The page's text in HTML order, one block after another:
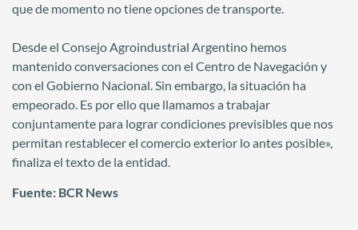
que de momento no tiene opciones de transporte.
Desde el Consejo Agroindustrial Argentino hemos
mantenido conversaciones con el Centro de Navegación y
con el Gobierno Nacional. Sin embargo, la situación ha
empeorado. Es por ello que llamamos a trabajar
conjuntamente para lograr condiciones previsibles que nos
permitan restablecer el comercio exterior lo antes posible»,
finaliza el texto de la entidad.
Fuente: BCR News